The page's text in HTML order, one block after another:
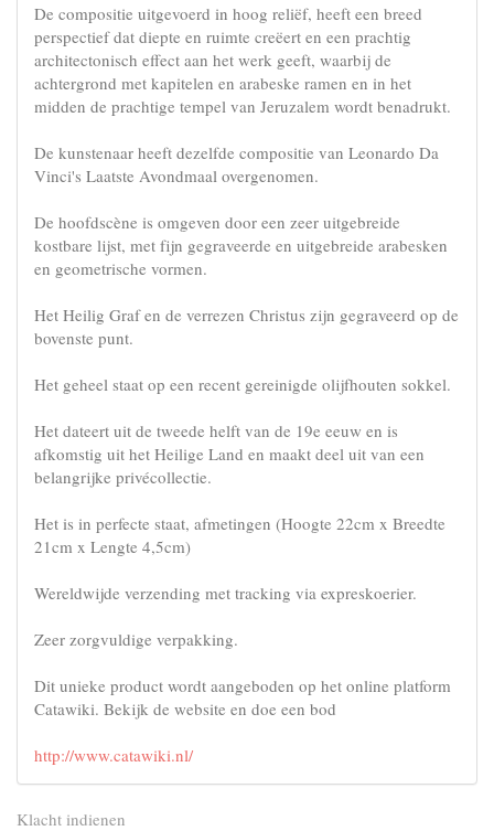
De compositie uitgevoerd in hoog reliëf, heeft een breed
perspectief dat diepte en ruimte creëert en een prachtig
architectonisch effect aan het werk geeft, waarbij de
achtergrond met kapitelen en arabeske ramen en in het
midden de prachtige tempel van Jeruzalem wordt benadrukt.
De kunstenaar heeft dezelfde compositie van Leonardo Da
Vinci's Laatste Avondmaal overgenomen.
De hoofdscène is omgeven door een zeer uitgebreide
kostbare lijst, met fijn gegraveerde en uitgebreide arabesken
en geometrische vormen.
Het Heilig Graf en de verrezen Christus zijn gegraveerd op de
bovenste punt.
Het geheel staat op een recent gereinigde olijfhouten sokkel.
Het dateert uit de tweede helft van de 19e eeuw en is
afkomstig uit het Heilige Land en maakt deel uit van een
belangrijke privécollectie.
Het is in perfecte staat, afmetingen (Hoogte 22cm x Breedte
21cm x Lengte 4,5cm)
Wereldwijde verzending met tracking via expreskoerier.
Zeer zorgvuldige verpakking.
Dit unieke product wordt aangeboden op het online platform
Catawiki. Bekijk de website en doe een bod
http://www.catawiki.nl/
Klacht indienen